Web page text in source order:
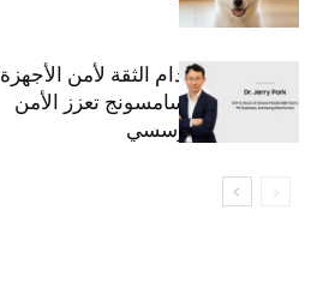
استراتيجية انعدام الثقة لأمن الأجهزة
المحمولة من سامسونج تعزز الأمن
السيبراني المؤسسي